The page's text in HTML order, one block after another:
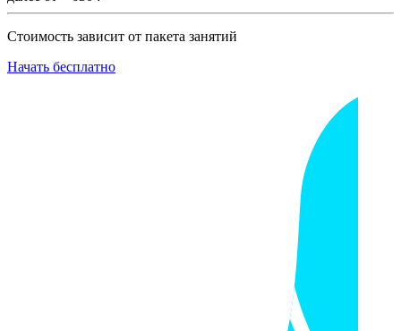
Стоимость зависит от пакета занятий
Начать бесплатно